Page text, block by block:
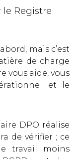
le Registre
mais c’est
de charge
vous aide, vous
et le
DPO réalise
de vérifier ; ce
travail moins